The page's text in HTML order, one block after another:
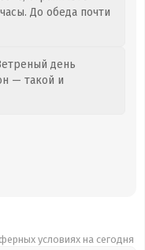
До обеда почти
день
— такой и
условиях на сегодня